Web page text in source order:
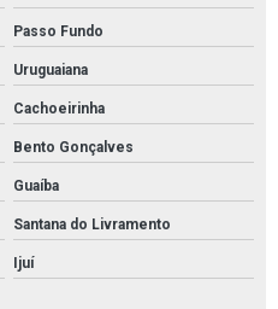
Passo Fundo
Uruguaiana
Cachoeirinha
Bento Gonçalves
Guaíba
Santana do Livramento
Ijuí